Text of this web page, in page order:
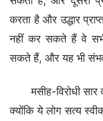
करता है और उद्धार
नहीं कर सकते हैं वे
सकते हैं, और यह भी
मसीह-विरोधी
क्योंकि ये लोग सत्य